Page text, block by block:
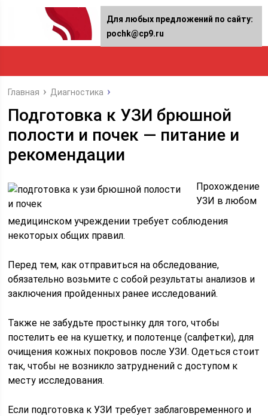
Главная Диагностика
Подготовка к УЗИ брюшной
полости и почек — питание и
рекомендации
Прохождение
УЗИ в любом
медицинском учреждении требует соблюдения
некоторых общих правил.
Перед тем, как отправиться на обследование,
обязательно возьмите с собой результаты анализов и
заключения пройденных ранее исследований.
Также не забудьте простынку для того, чтобы
постелить ее на кушетку, и полотенце (салфетки), для
очищения кожных покровов после УЗИ. Одеться стоит
так, чтобы не возникло затруднений с доступом к
месту исследования.
Если подготовка к УЗИ требует заблаговременного и
Для любых предложений по сайту:
pochk@cp9.ru